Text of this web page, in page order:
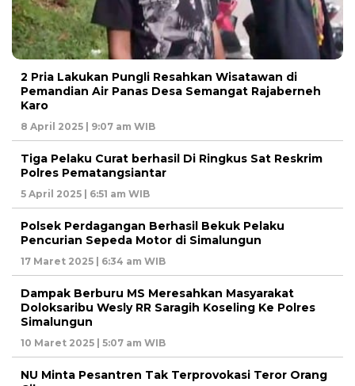
2 Pria Lakukan Pungli Resahkan Wisatawan di
Pemandian Air Panas Desa Semangat Rajaberneh
Karo
8 April 2025 | 9:07 am WIB
Tiga Pelaku Curat berhasil Di Ringkus Sat Reskrim
Polres Pematangsiantar
5 April 2025 | 6:51 am WIB
Polsek Perdagangan Berhasil Bekuk Pelaku
Pencurian Sepeda Motor di Simalungun
17 Maret 2025 | 6:34 am WIB
Dampak Berburu MS Meresahkan Masyarakat
Doloksaribu Wesly RR Saragih Koseling Ke Polres
Simalungun
10 Maret 2025 | 5:07 am WIB
NU Minta Pesantren Tak Terprovokasi Teror Orang